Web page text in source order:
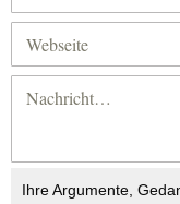
Ihre Argumente,